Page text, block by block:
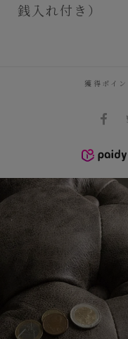
銭入れ付き）
獲得ポイン